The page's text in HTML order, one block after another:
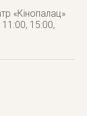
«Кінопалац»
15:00,